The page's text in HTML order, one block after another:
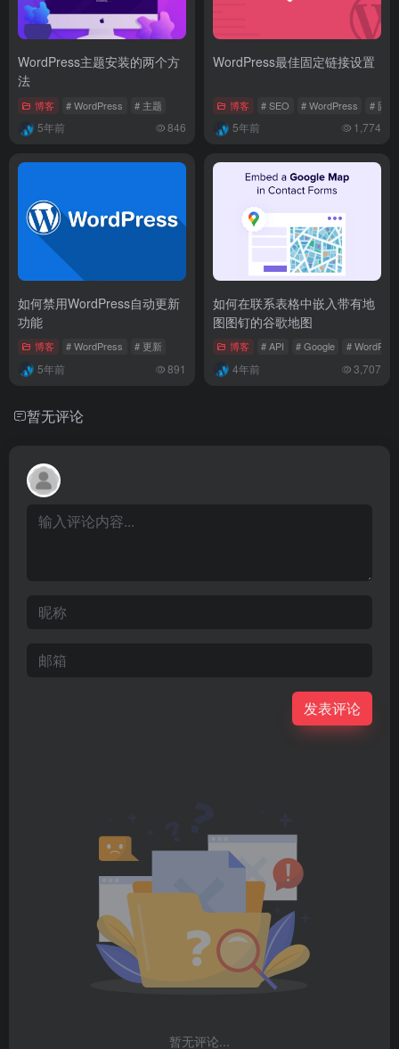
WordPress主题安装的两个方
法
博客 # WordPress # 主题
5年前 846
WordPress最佳固定链接设置
博客 # SEO # WordPress # 固
5年前 1,774
如何禁用WordPress自动更新
功能
博客 # WordPress # 更新
5年前 891
如何在联系表格中嵌入带有地
图图钉的谷歌地图
博客 # API # Google #
4年前 3,707
暂无评论
发表评论
暂无评论...